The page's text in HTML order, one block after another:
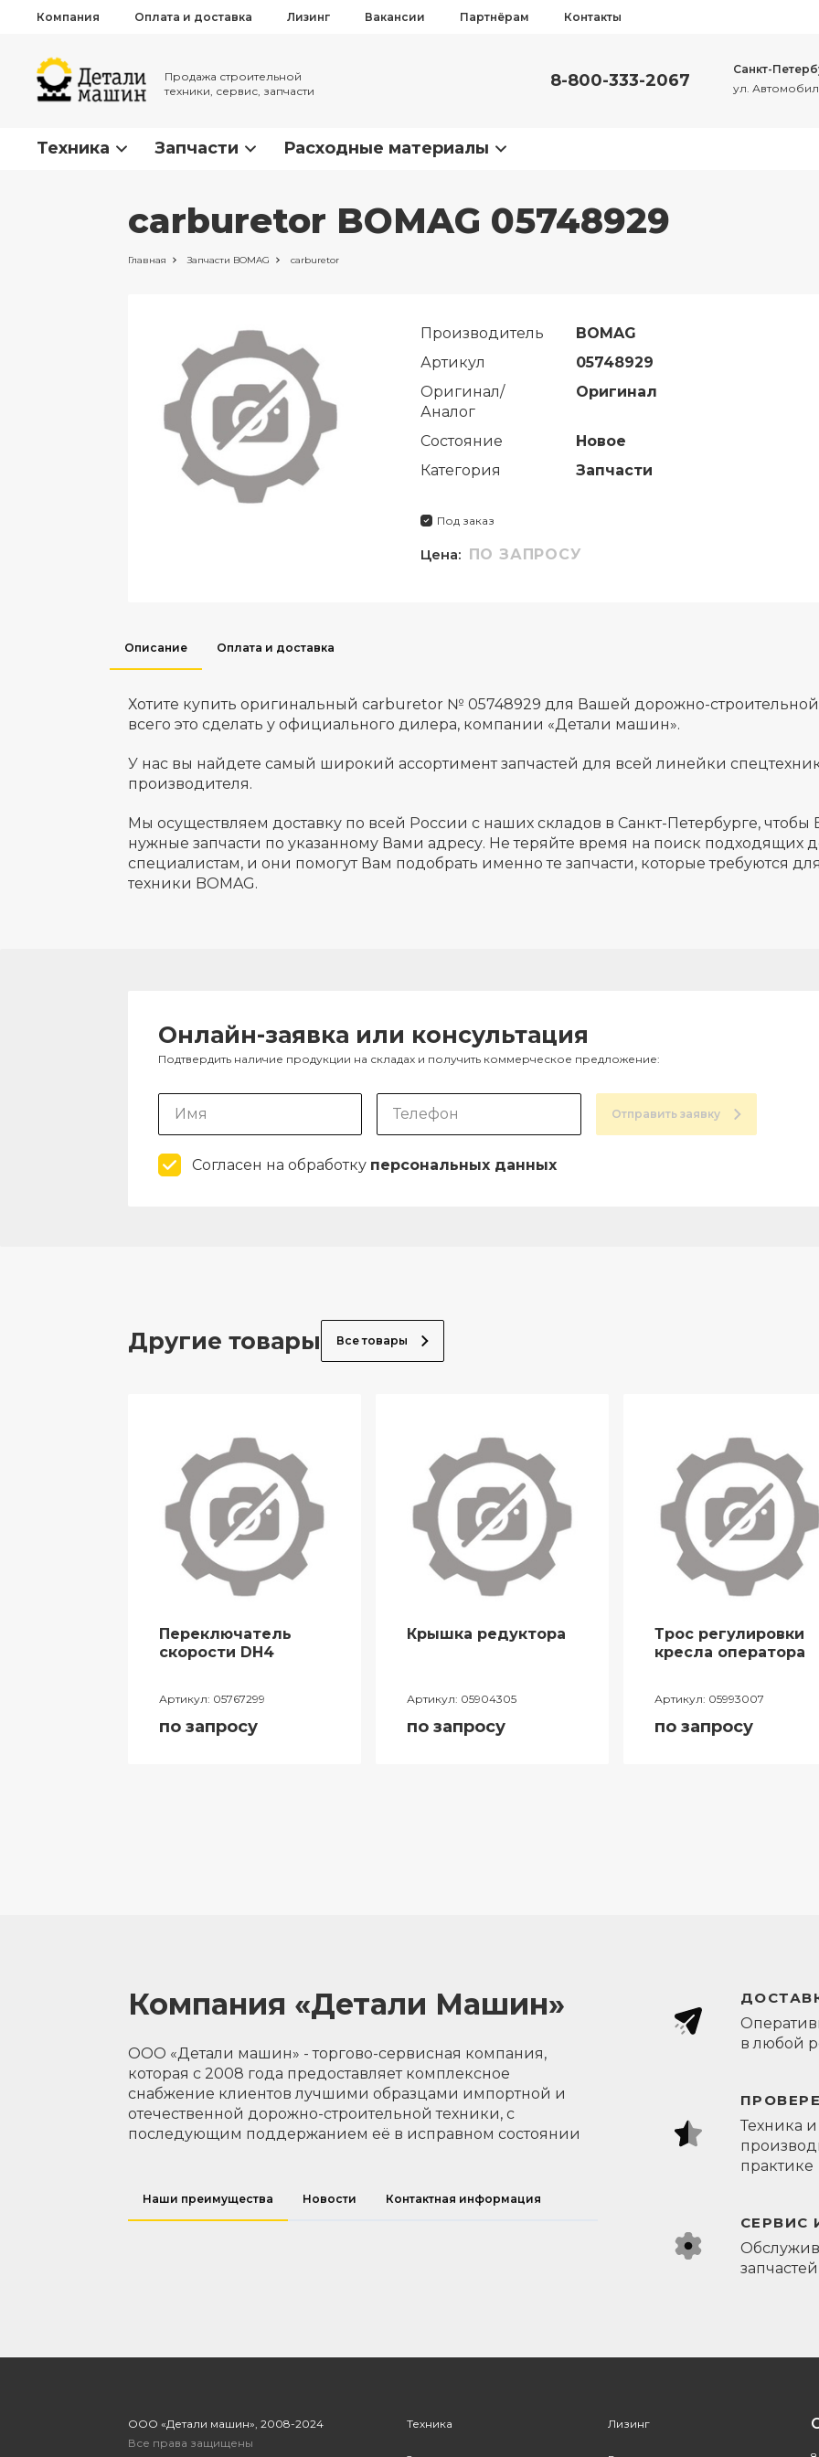
Компания Оплата и доставка Лизинг Вакансии Партнёрам Контакты
Продажа строительной
техники, сервис, запчасти
8-800-333-2067
Санкт-
ул.
Техника Запчасти Расходные материалы
carburetor BOMAG 05748929
Главная Запчасти BOMAG carburetor
Производитель
BOMAG
Артикул
05748929
Оригинал/
Аналог
Оригинал
Состояние
Новое
Категория
Запчасти
Под заказ
Цена: ПО ЗАПРОСУ
Описание Оплата и доставка
Хотите купить оригинальный carburetor № 05748929 для Вашей дорожно-строительной
всего это сделать у официального дилера, компании «Детали машин».
У нас вы найдете самый широкий ассортимент запчастей для всей линейки
производителя.
Мы осуществляем доставку по всей России с наших складов в Санкт-Петербурге, чтобы
нужные запчасти по указанному Вами адресу. Не теряйте время на поиск подходящих
специалистам, и они помогут Вам подобрать именно те запчасти, которые требуются
техники BOMAG.
Онлайн-заявка или консультация
Подтвердить наличие продукции на складах и получить коммерческое предложение:
Отправить заявку
Согласен на обработку персональных данных
Другие товары Все товары
Переключатель
скорости DH4
Артикул: 05767299
по запросу
Крышка редуктора
Артикул: 05904305
по запросу
Трос регулировки
кресла оператора
Артикул: 05993007
по запросу
Компания «Детали Машин»
ООО «Детали машин» - торгово-сервисная компания,
которая с 2008 года предоставляет комплексное
снабжение клиентов лучшими образцами импортной и
отечественной дорожно-строительной техники, с
последующим поддержанием её в исправном состоянии
Наши преимущества Новости Контактная информация
в любой
Техника
практике
СЕРВИС
ООО «Детали машин», 2008-2024
Все права защищены
Техника Лизинг